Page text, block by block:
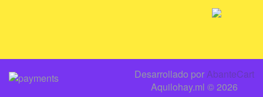
Desarrollado porAbanteCart
Aquilohay.ml © 2026